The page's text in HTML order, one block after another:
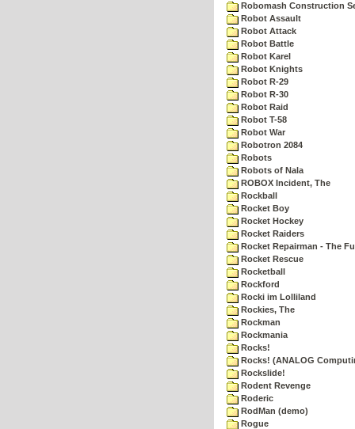
Robomash Construction
Robot Assault
Robot Attack
Robot Battle
Robot Karel
Robot Knights
Robot R-29
Robot R-30
Robot Raid
Robot T-58
Robot War
Robotron 2084
Robots
Robots of Nala
ROBOX Incident, The
Rockball
Rocket Boy
Rocket Hockey
Rocket Raiders
Rocket Repairman - The
Rocket Rescue
Rocketball
Rockford
Rocki im Lolliland
Rockies, The
Rockman
Rockmania
Rocks!
Rocks! (ANALOG
Rockslide!
Rodent Revenge
Roderic
RodMan (demo)
Rogue